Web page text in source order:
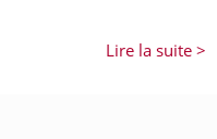
Lire la suite >